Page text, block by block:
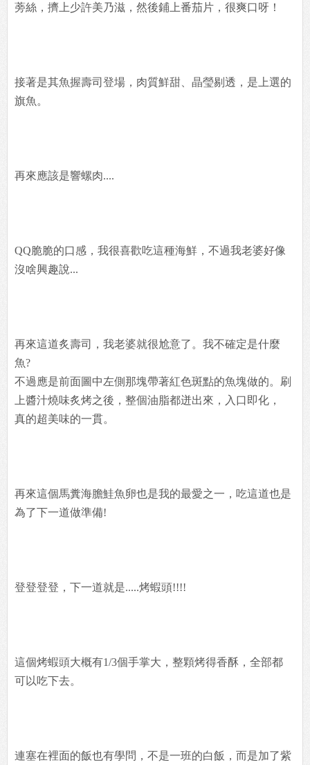
蒡絲，擠上少許美乃滋，然後鋪上番茄片，很爽口呀！
接著是其魚握壽司登場，肉質鮮甜、晶瑩剔透，是上選的
旗魚。
再來應該是響螺肉....
QQ脆脆的口感，我很喜歡吃這種海鮮，不過我老婆好像
沒啥興趣說...
再來這道炙壽司，我老婆就很尬意了。我不確定是什麼
魚?
不過應是前面圖中左側那塊帶著紅色斑點的魚塊做的。刷
上醬汁燒味炙烤之後，整個油脂都迸出來，入口即化，
真的超美味的一貫。
再來這個馬糞海膽鮭魚卵也是我的最愛之一，吃這道也是
為了下一道做準備!
登登登登，下一道就是.....烤蝦頭!!!!
這個烤蝦頭大概有1/3個手掌大，整顆烤得香酥，全部都
可以吃下去。
連塞在裡面的飯也有學問，不是一班的白飯，而是加了紫